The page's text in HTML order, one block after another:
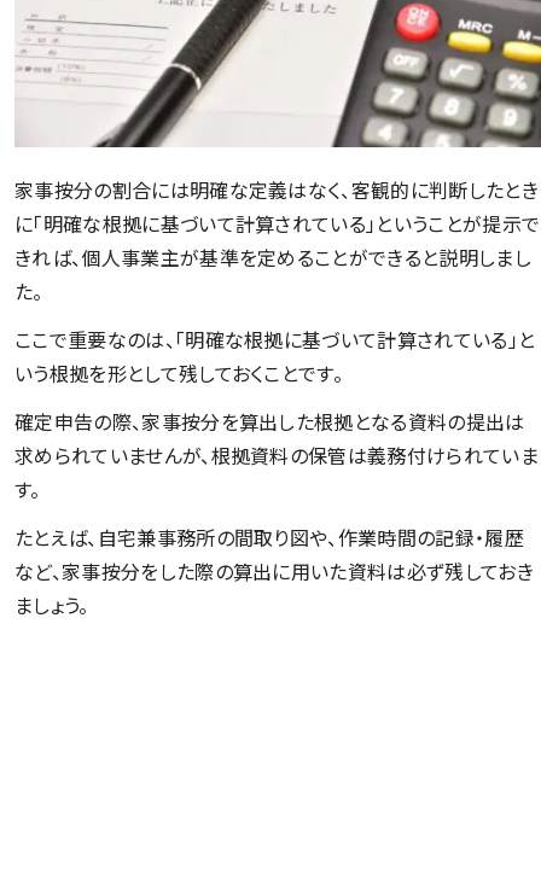
家事按分の割合には明確な定義はなく、客観的に判断したとき
に「明確な根拠に基づいて計算されている」ということが提示で
きれば、個人事業主が基準を定めることができると説明しまし
た。
ここで重要なのは、「明確な根拠に基づいて計算されている」と
いう根拠を形として残しておくことです。
確定申告の際、家事按分を算出した根拠となる資料の提出は
求められていませんが、根拠資料の保管は義務付けられていま
す。
たとえば、自宅兼事務所の間取り図や、作業時間の記録・履歴
など、家事按分をした際の算出に用いた資料は必ず残しておき
ましょう。